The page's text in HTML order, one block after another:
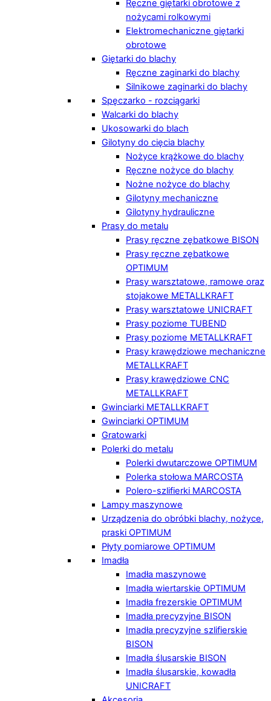
Ręczne giętarki obrotowe z
nożycami rolkowymi
Elektromechaniczne giętarki
obrotowe
Giętarki do blachy
Ręczne zaginarki do blachy
Silnikowe zaginarki do blachy
Spęczarko - rozciągarki
Walcarki do blachy
Ukosowarki do blach
Gilotyny do cięcia blachy
Nożyce krążkowe do blachy
Ręczne nożyce do blachy
Nożne nożyce do blachy
Gilotyny mechaniczne
Gilotyny hydrauliczne
Prasy do metalu
Prasy ręczne zębatkowe BISON
Prasy ręczne zębatkowe
OPTIMUM
Prasy warsztatowe, ramowe oraz
stojakowe METALLKRAFT
Prasy warsztatowe UNICRAFT
Prasy poziome TUBEND
Prasy poziome METALLKRAFT
Prasy krawędziowe mechaniczne
METALLKRAFT
Prasy krawędziowe CNC
METALLKRAFT
Gwinciarki METALLKRAFT
Gwinciarki OPTIMUM
Gratowarki
Polerki do metalu
Polerki dwutarczowe OPTIMUM
Polerka stołowa MARCOSTA
Polero-szlifierki MARCOSTA
Lampy maszynowe
Urządzenia do obróbki blachy, nożyce,
praski OPTIMUM
Płyty pomiarowe OPTIMUM
Imadła
Imadła maszynowe
Imadła wiertarskie OPTIMUM
Imadła frezerskie OPTIMUM
Imadła precyzyjne BISON
Imadła precyzyjne szlifierskie
BISON
Imadła ślusarskie BISON
Imadła ślusarskie, kowadła
UNICRAFT